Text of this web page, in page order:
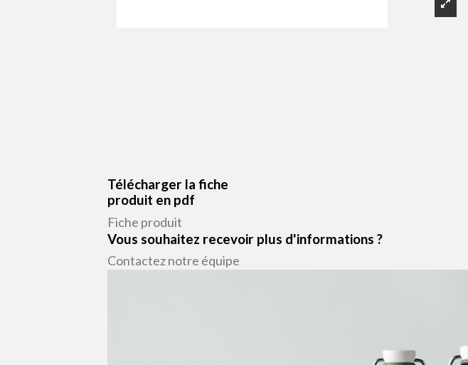
Télécharger la fiche
produit en pdf
Fiche produit
Vous souhaitez recevoir plus d'informations ?
Contactez notre équipe